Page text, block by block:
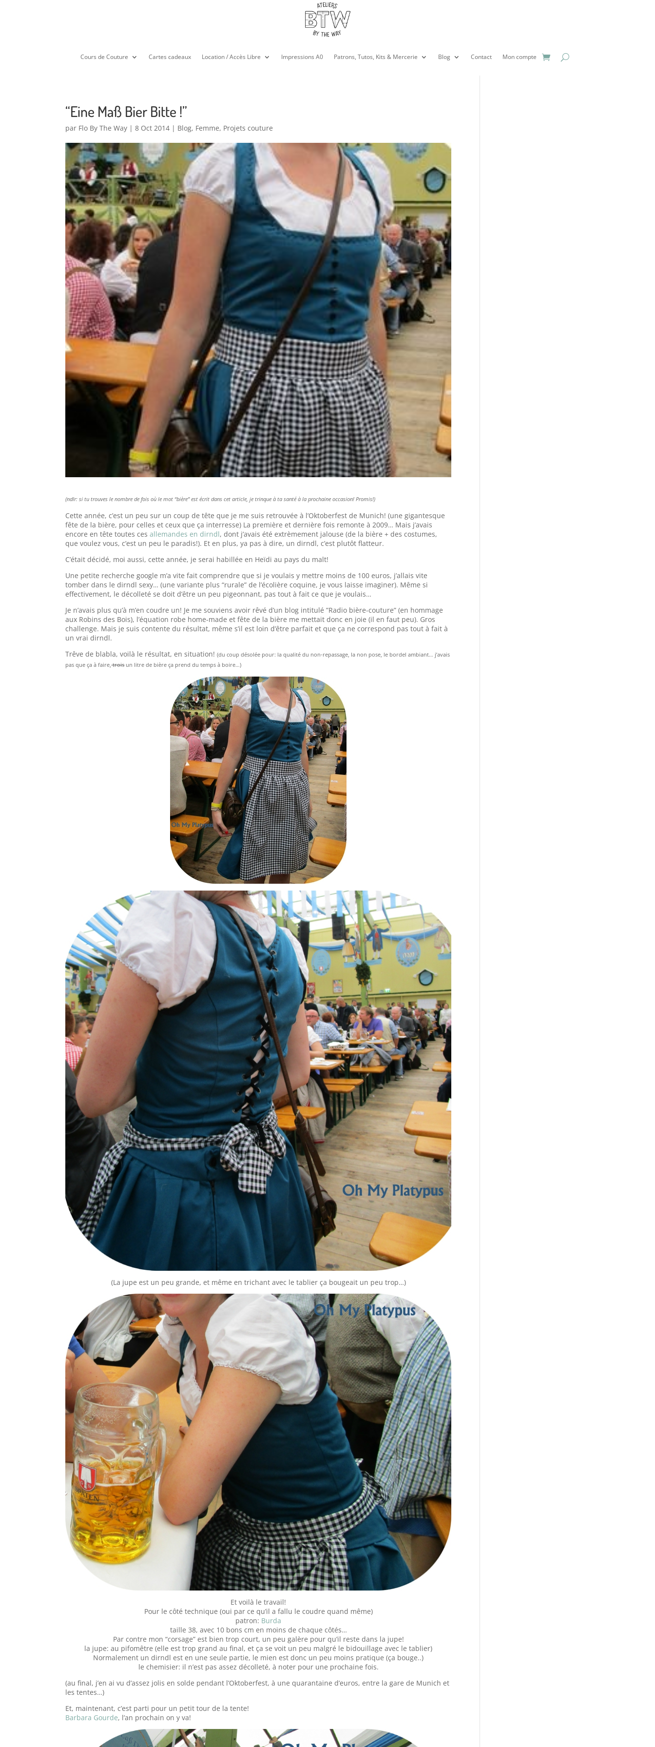
Cours de Couture Cartes cadeaux Location / Accès Libre Impressions A0 Patrons, Tutos, Kits & Mercerie Blog Contact Mon compte
“Eine Maß Bier Bitte !”
par Flo By The Way |8 Oct 2014 | Blog, Femme, Projets couture
(ndlr: si tu trouves le nombre de fois où le mot “bière” est écrit dans cet article, je trinque à ta santé à la prochaine occasion! Promis!)
Cette année, c’est un peu sur un coup de tête que je me suis retrouvée à l’Oktoberfest de Munich! (une gigantesque
fête de la bière, pour celles et ceux que ça interresse) La première et dernière fois remonte à 2009… Mais j’avais
encore en tête toutes cesallemandes en dirndl, dont j’avais été extrèmement jalouse (de la bière + des costumes,
que voulez vous, c’est un peu le paradis!). Et en plus, ya pas à dire, un dirndl, c’est plutôt flatteur.
C’était décidé, moi aussi, cette année, je serai habillée en Heïdi au pays du malt!
Une petite recherche google m’a vite fait comprendre que si je voulais y mettre moins de 100 euros, j’allais vite
tomber dans le dirndl sexy… (une variante plus “rurale” de l’écolière coquine, je vous laisse imaginer). Même si
effectivement, le décolleté se doit d’être un peu pigeonnant, pas tout à fait ce que je voulais…
Je n’avais plus qu’à m’en coudre un! Je me souviens avoir rêvé d’un blog intitulé ”Radio bière-couture” (en hommage
aux Robins des Bois), l’équation robe home-made et fête de la bière me mettait donc en joie (il en faut peu). Gros
challenge. Mais je suis contente du résultat, même s’il est loin d’être parfait et que ça ne correspond pas tout à fait à
un vrai dirndl.
Trêve de blabla, voilà le résultat, en situation!(du coup désolée pour: la qualité du non-repassage, la non pose, le bordel ambiant… j’avais
pas que ça à faire,troisun litre de bière ça prend du temps à boire…)
(La jupe est un peu grande, et même en trichant avec le tablier ça bougeait un peu trop…)
Et voilà le travail!
Pour le côté technique (oui par ce qu’il a fallu le coudre quand même)
patron: Burda
taille 38, avec 10 bons cm en moins de chaque côtés…
Par contre mon “corsage” est bien trop court, un peu galère pour qu’il reste dans la jupe!
la jupe: au pifomêtre (elle est trop grand au final, et ça se voit un peu malgré le bidouillage avec le tablier)
Normalement un dirndl est en une seule partie, le mien est donc un peu moins pratique (ça bouge..)
le chemisier: il n’est pas assez décolleté, à noter pour une prochaine fois.
(au final, j’en ai vu d’assez jolis en solde pendant l’Oktoberfest, à une quarantaine d’euros, entre la gare de Munich et
les tentes…)
Et, maintenant, c’est parti pour un petit tour de la tente!
Barbara Gourde, l’an prochain on y va!